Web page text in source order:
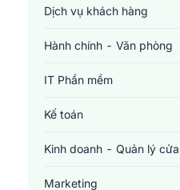
giống vật nuôi, cây trồng mới
Dịch vụ khách hàng
Hành chính - Văn phòng
IT Phần mềm
Kế toán
Kinh doanh - Quản lý
Marketing